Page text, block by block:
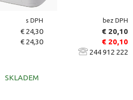
s DPH bez DPH
€ 24,30
€ 20,10
€ 24,30
€ 20,10
244 912 222
SKLADEM